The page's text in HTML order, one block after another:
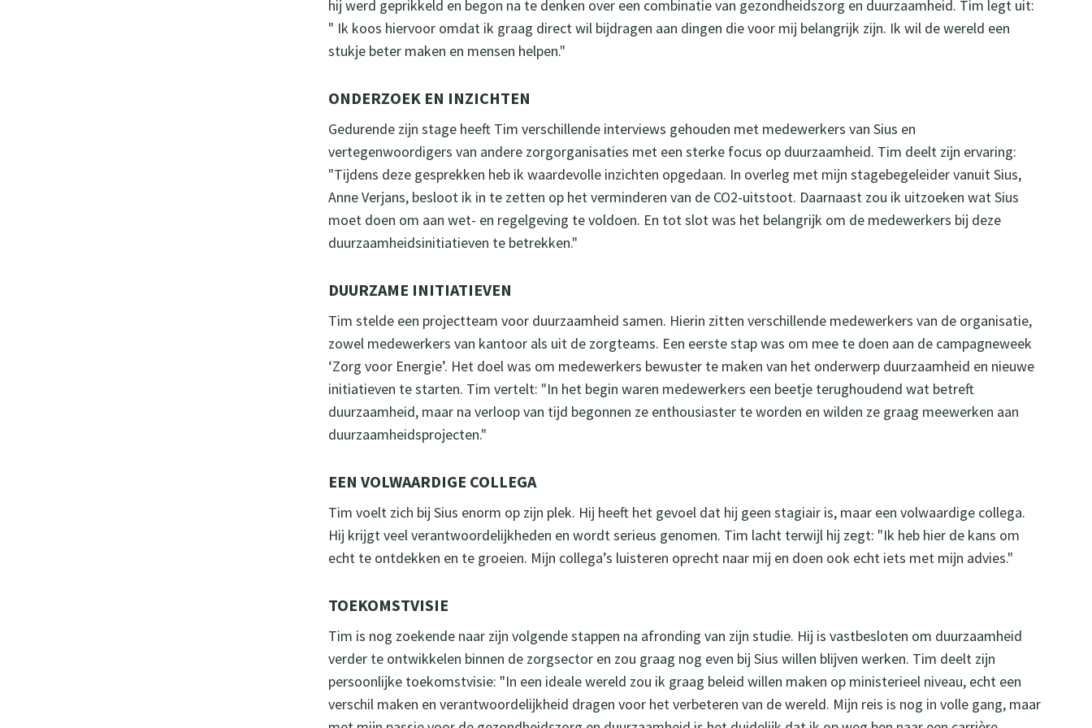
hij werd geprikkeld en begon na te denken over een combinatie van gezondheidszorg en duurzaamheid. Tim legt uit:
" Ik koos hiervoor omdat ik graag direct wil bijdragen aan dingen die voor mij belangrijk zijn. Ik wil de wereld een
stukje beter maken en mensen helpen."
ONDERZOEK EN INZICHTEN
Gedurende zijn stage heeft Tim verschillende interviews gehouden met medewerkers van Sius en
vertegenwoordigers van andere zorgorganisaties met een sterke focus op duurzaamheid. Tim deelt zijn ervaring:
"Tijdens deze gesprekken heb ik waardevolle inzichten opgedaan. In overleg met mijn stagebegeleider vanuit Sius,
Anne Verjans, besloot ik in te zetten op het verminderen van de CO2-uitstoot. Daarnaast zou ik uitzoeken wat Sius
moet doen om aan wet- en regelgeving te voldoen. En tot slot was het belangrijk om de medewerkers bij deze
duurzaamheidsinitiatieven te betrekken."
DUURZAME INITIATIEVEN
Tim stelde een projectteam voor duurzaamheid samen. Hierin zitten verschillende medewerkers van de organisatie,
zowel medewerkers van kantoor als uit de zorgteams. Een eerste stap was om mee te doen aan de campagneweek
‘Zorg voor Energie’. Het doel was om medewerkers bewuster te maken van het onderwerp duurzaamheid en nieuwe
initiatieven te starten. Tim vertelt: "In het begin waren medewerkers een beetje terughoudend wat betreft
duurzaamheid, maar na verloop van tijd begonnen ze enthousiaster te worden en wilden ze graag meewerken aan
duurzaamheidsprojecten."
EEN VOLWAARDIGE COLLEGA
Tim voelt zich bij Sius enorm op zijn plek. Hij heeft het gevoel dat hij geen stagiair is, maar een volwaardige collega.
Hij krijgt veel verantwoordelijkheden en wordt serieus genomen. Tim lacht terwijl hij zegt: "Ik heb hier de kans om
echt te ontdekken en te groeien. Mijn collega’s luisteren oprecht naar mij en doen ook echt iets met mijn advies."
TOEKOMSTVISIE
Tim is nog zoekende naar zijn volgende stappen na afronding van zijn studie. Hij is vastbesloten om duurzaamheid
verder te ontwikkelen binnen de zorgsector en zou graag nog even bij Sius willen blijven werken. Tim deelt zijn
persoonlijke toekomstvisie: "In een ideale wereld zou ik graag beleid willen maken op ministerieel niveau, echt een
verschil maken en verantwoordelijkheid dragen voor het verbeteren van de wereld. Mijn reis is nog in volle gang, maar